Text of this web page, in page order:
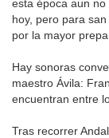
esta época aun
hoy, pero para
por la mayor
Hay sonoras
maestro Ávila:
encuentran entre
Tras recorrer